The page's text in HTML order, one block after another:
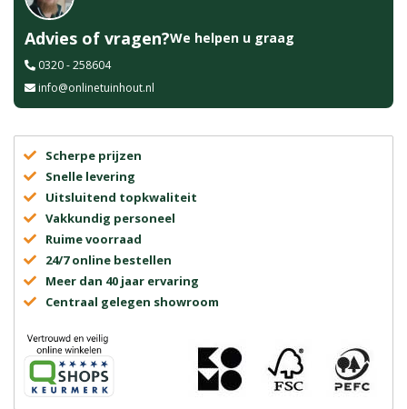
Advies of vragen?We helpen u graag
0320 - 258604
info@onlinetuinhout.nl
Scherpe prijzen
Snelle levering
Uitsluitend topkwaliteit
Vakkundig personeel
Ruime voorraad
24/7 online bestellen
Meer dan 40 jaar ervaring
Centraal gelegen showroom